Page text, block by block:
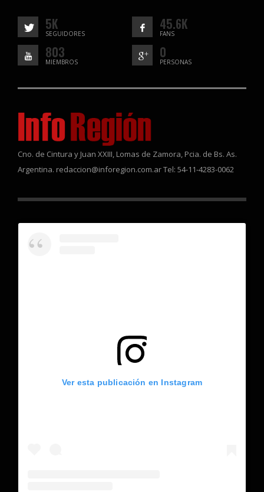
5K
SEGUIDORES
45.6K
FANS
803
MIEMBROS
0
PERSONAS
Cno. de Cintura y Juan XXIII, Lomas de Zamora, Pcia. de Bs. As.
Argentina. redaccion@inforegion.com.ar Tel: 54-11-4283-0062
Ver esta publicación en Instagram